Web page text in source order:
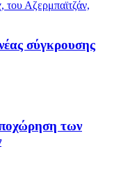
σύγκρουσης
των